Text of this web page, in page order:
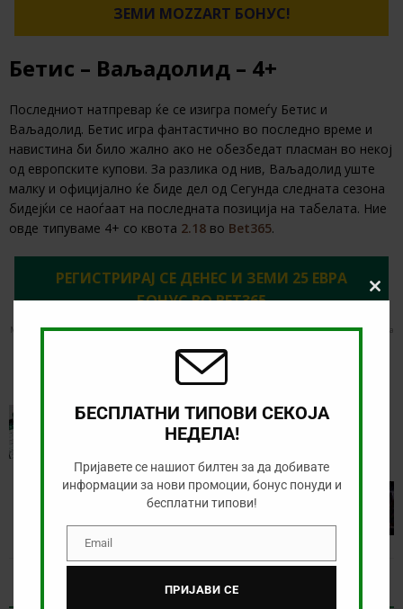
ЗЕМИ MOZZART БОНУС!
Бетис – Ваљадолид – 4+
Последниот натпревар ќе се изигра помеѓу Бетис и
Ваљадолид. Бетис игра фантастично во последно време и
навистина би било жално ако не обезбедат пласман во некој
од европските купови. За разлика од нив, Ваљадолид уште
малку и официјално ќе биде дел од Сегунда следната сезона
бидејќи се наоѓаат на последната позиција на табелата. Ние
овде типуваме 4+ со квота 2.18 во Bet365.
РЕГИСТРИРАЈ СЕ ДЕНЕС И ЗЕМИ 25 ЕВРА
БОНУС ВО BET365
Мин. депозит: €5. Бесплатните облози се кредити за обложување. Потребна е регистрација. Има
временски лимити и правила. | 18+ | gambleaware.org #Ad
PREVIOUS
Зголемени квоти за натпреварот Нант – ПСЖ
NEXT
Тикет на денот е-Спорт (23.04.2025)
BE THE FIRST TO COMMENT
БЕСПЛАТНИ ТИПОВИ СЕКОЈА
НЕДЕЛА!
Пријавете се нашиот билтен за да добивате
информации за нови промоции, бонус понуди и
бесплатни типови!
EmailEmail
ПРИЈАВИ СЕ